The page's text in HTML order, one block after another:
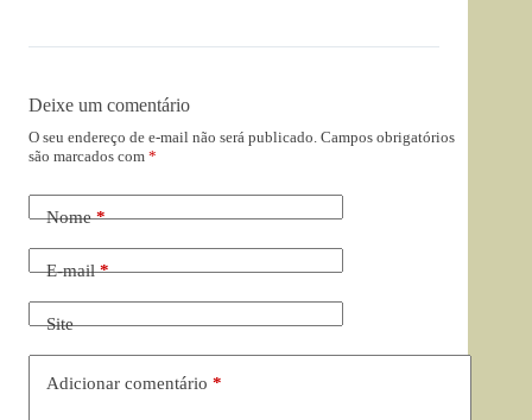
Deixe um comentário
O seu endereço de e-mail não será publicado. Campos obrigatórios
são marcados com *
Nome*
E-mail*
Site
Adicionar comentário *